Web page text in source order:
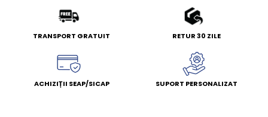
TRANSPORT GRATUIT RETUR 30 ZILE
ACHIZIȚII SEAP/SICAP SUPORT PERSONALIZAT